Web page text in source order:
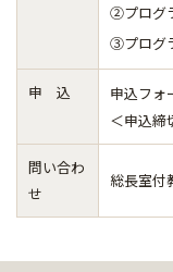
②プログ
③プログ
申 込 申込フォ
＜申込
問い合わ
せ
総長室